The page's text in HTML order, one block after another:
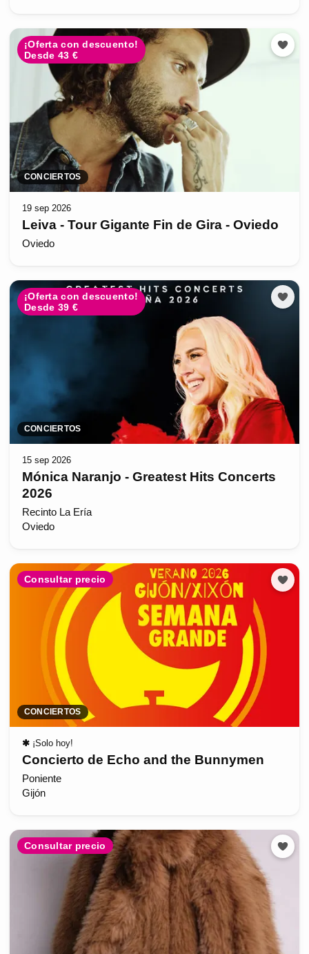
¡Oferta con descuento!
Desde 43 €
CONCIERTOS
19 sep 2026
Leiva - Tour Gigante Fin de Gira - Oviedo
Oviedo
¡Oferta con descuento!
Desde 39 €
CONCIERTOS
15 sep 2026
Mónica Naranjo - Greatest Hits Concerts
2026
Recinto La Ería
Oviedo
Consultar precio
CONCIERTOS
✱ ¡Solo hoy!
Concierto de Echo and the Bunnymen
Poniente
Gijón
Consultar precio